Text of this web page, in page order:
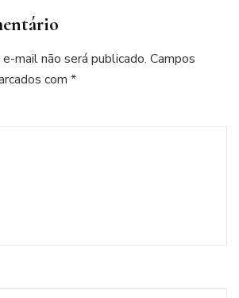
mail não será publicado. Campos
com *